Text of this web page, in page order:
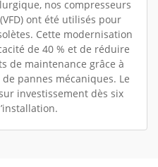
nos compresseurs
ont été utilisés pour
Cette modernisation
de 40 % et de réduire
de maintenance grâce à
pannes mécaniques. Le
investissement dès six